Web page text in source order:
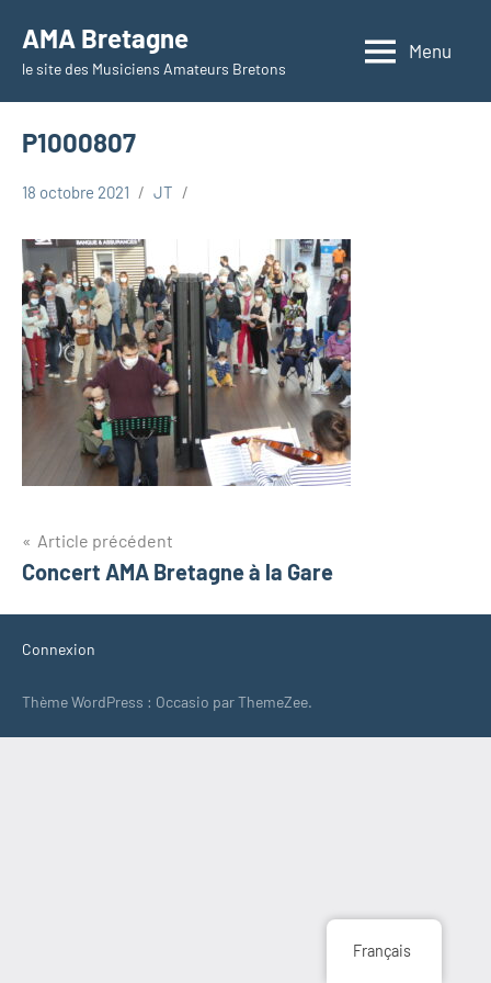
contenu
AMA Bretagne
le site des Musiciens Amateurs Bretons
Menu
P1000807
18 octobre 2021 JT
Navigation
de
Article précédent
Concert AMA Bretagne à la Gare
Connexion
Thème WordPress : Occasio par ThemeZee.
Français